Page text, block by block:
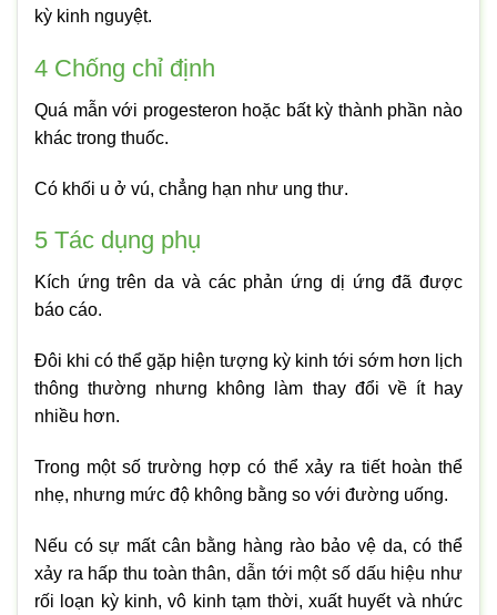
kỳ kinh nguyệt.
4 Chống chỉ định
Quá mẫn với progesteron hoặc bất kỳ thành phần nào
khác trong thuốc.
Có khối u ở vú, chẳng hạn như ung thư.
5 Tác dụng phụ
Kích ứng trên da và các phản ứng dị ứng đã được
báo cáo.
Đôi khi có thể gặp hiện tượng kỳ kinh tới sớm hơn lịch
thông thường nhưng không làm thay đổi về ít hay
nhiều hơn.
Trong một số trường hợp có thể xảy ra tiết hoàn thể
nhẹ, nhưng mức độ không bằng so với đường uống.
Nếu có sự mất cân bằng hàng rào bảo vệ da, có thể
xảy ra hấp thu toàn thân, dẫn tới một số dấu hiệu như
rối loạn kỳ kinh, vô kinh tạm thời, xuất huyết và nhức